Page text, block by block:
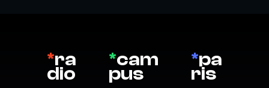
*ra
dio
*cam
pus
*pa
ris